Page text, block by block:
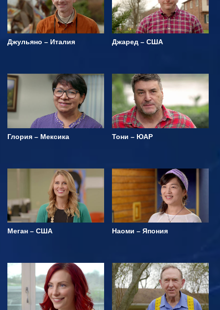
Джульяно – Италия Джаред – США
Глория – Мексика Тони – ЮАР
Меган – США Наоми – Япония